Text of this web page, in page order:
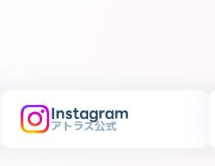
Instagram
アトラス公式